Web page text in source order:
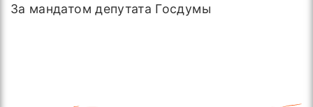
За мандатом депутата Госдумы